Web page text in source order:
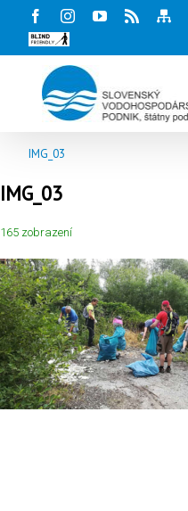
FacebookInstagram
YoutubeRssMapa
Blind
friendly
IMG_03
IMG_03
165 zobrazení